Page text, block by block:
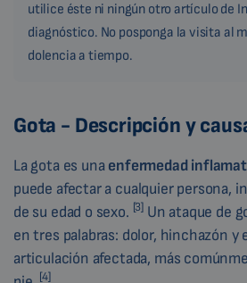
utilice éste ni ningún otro artículo de
diagnóstico. No posponga la visita al
dolencia a tiempo.
Gota - Descripción y
La gota es unaenfermedad
puede afectar a cualquier persona,
de su edad o sexo. [3] Un ataque de
en tres palabras: dolor, hinchazón
articulación afectada, más
[4]